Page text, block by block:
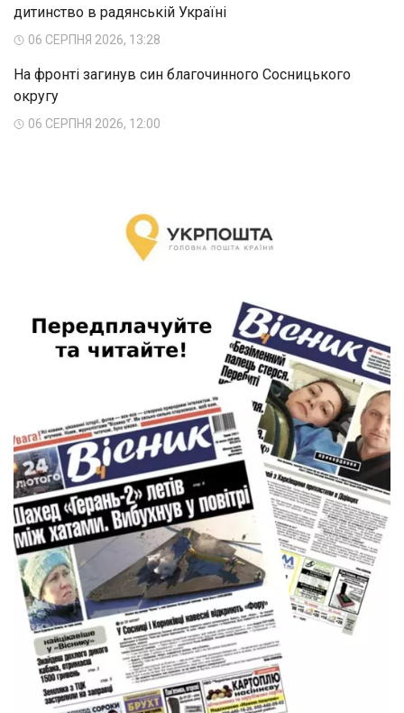
дитинство в радянській Україні
06 СЕРПНЯ 2026, 13:28
На фронті загинув син благочинного Сосницького
округу
06 СЕРПНЯ 2026, 12:00